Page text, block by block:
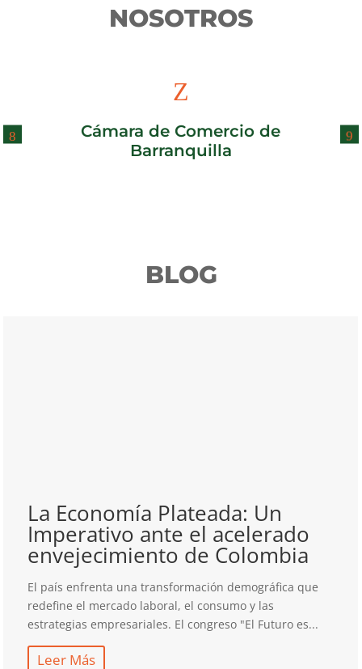
NOSOTROS
Z
Cámara de Comercio de
Barranquilla
BLOG
La Economía Plateada: Un
Imperativo ante el acelerado
envejecimiento de Colombia
El país enfrenta una transformación demográfica que
redefine el mercado laboral, el consumo y las
estrategias empresariales. El congreso "El Futuro es...
Leer Más